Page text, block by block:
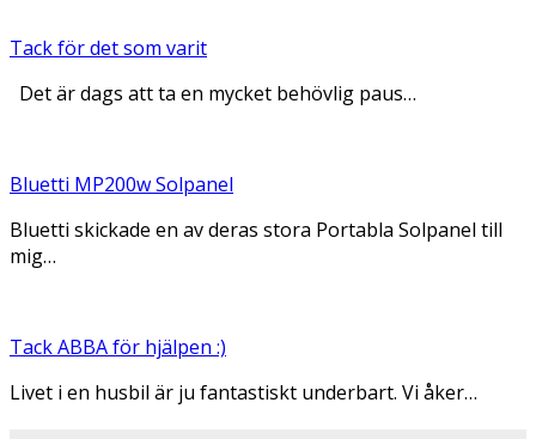
Tack för det som varit
Det är dags att ta en mycket behövlig paus…
Bluetti MP200w Solpanel
Bluetti skickade en av deras stora Portabla Solpanel till
mig…
Tack ABBA för hjälpen :)
Livet i en husbil är ju fantastiskt underbart. Vi åker…